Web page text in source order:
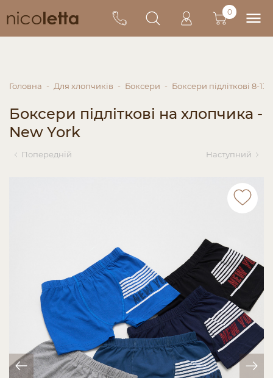
0
Головна Для хлопчиків Боксери Боксери підліткові 8-13
Боксери підліткові на хлопчика -
New York
Попередній Наступний